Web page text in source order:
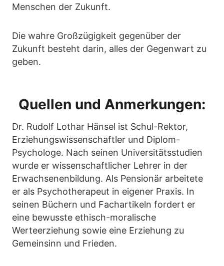
Menschen der Zukunft.
Die wahre Großzügigkeit gegenüber der
Zukunft besteht darin, alles der Gegenwart zu
geben.
Quellen und Anmerkungen:
Dr. Rudolf Lothar Hänsel ist Schul-Rektor,
Erziehungswissenschaftler und Diplom-
Psychologe. Nach seinen Universitätsstudien
wurde er wissenschaftlicher Lehrer in der
Erwachsenenbildung. Als Pensionär arbeitete
er als Psychotherapeut in eigener Praxis. In
seinen Büchern und Fachartikeln fordert er
eine bewusste ethisch-moralische
Werteerziehung sowie eine Erziehung zu
Gemeinsinn und Frieden.